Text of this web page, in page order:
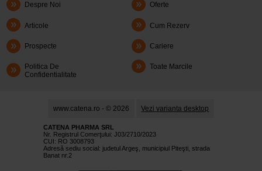
Despre Noi Oferte
Articole Cum Rezerv
Prospecte Cariere
Politica De
Confidentialitate
Toate Marcile
www.catena.ro - © 2026 Vezi varianta desktop
CATENA PHARMA SRL
Nr. Registrul Comerţului: J03/2710/2023
CUI: RO 3008793
Adresă sediu social: judetul Argeş, municipiul Piteşti, strada
Banat nr.2